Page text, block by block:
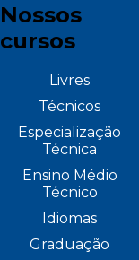
Nossos
cursos
Livres
Técnicos
Especialização
Técnica
Ensino Médio
Técnico
Idiomas
Graduação